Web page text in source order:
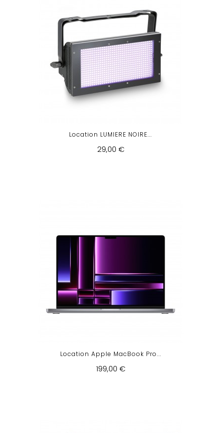
Location LUMIERE NOIRE...
29,00 €
Location Apple MacBook Pro...
199,00 €